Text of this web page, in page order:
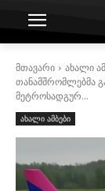
მთავარი ახალი
თანამშრომლებმა
მეტროსადგურ...
ახალი ამბები